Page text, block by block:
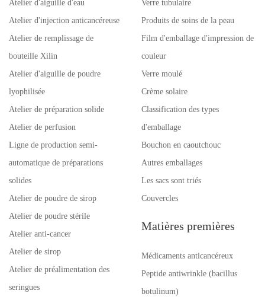
Atelier d'aiguille d'eau
Atelier d'injection anticancéreuse
Atelier de remplissage de
bouteille Xilin
Atelier d'aiguille de poudre
lyophilisée
Atelier de préparation solide
Atelier de perfusion
Ligne de production semi-
automatique de préparations
solides
Atelier de poudre de sirop
Atelier de poudre stérile
Atelier anti-cancer
Atelier de sirop
Atelier de préalimentation des
seringues
Verre tubulaire
Produits de soins de la peau
Film d'emballage d'impression de
couleur
Verre moulé
Crème solaire
Classification des types
d'emballage
Bouchon en caoutchouc
Autres emballages
Les sacs sont triés
Couvercles
Matières premières
Médicaments anticancéreux
Peptide antiwrinkle (bacillus
botulinum)